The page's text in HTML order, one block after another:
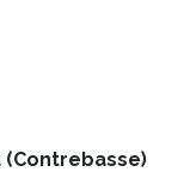
(Contrebasse)